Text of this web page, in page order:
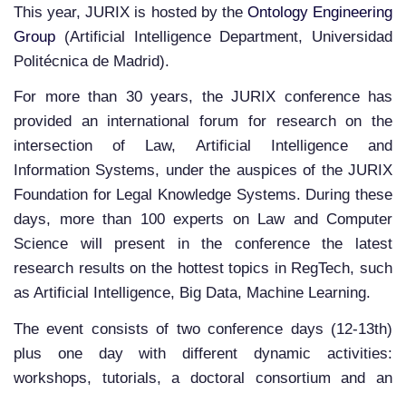
This year, JURIX is hosted by the Ontology Engineering
Group (Artificial Intelligence Department, Universidad
Politécnica de Madrid).
For more than 30 years, the JURIX conference has
provided an international forum for research on the
intersection of Law, Artificial Intelligence and
Information Systems, under the auspices of the JURIX
Foundation for Legal Knowledge Systems. During these
days, more than 100 experts on Law and Computer
Science will present in the conference the latest
research results on the hottest topics in RegTech, such
as Artificial Intelligence, Big Data, Machine Learning.
The event consists of two conference days (12-13th)
plus one day with different dynamic activities:
workshops, tutorials, a doctoral consortium and an